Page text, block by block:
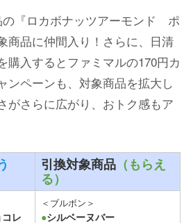
『ロカボナッツアーモンド ポ
商品に仲間入り！さらに、日清
購入するとファミマルの170円カ
ンペーンも、対象商品を拡大し
がさらに広がり、おトク感もア
引換対象商品 （もらえ
る）
レ
＜ブルボン＞
●シルベーヌバー